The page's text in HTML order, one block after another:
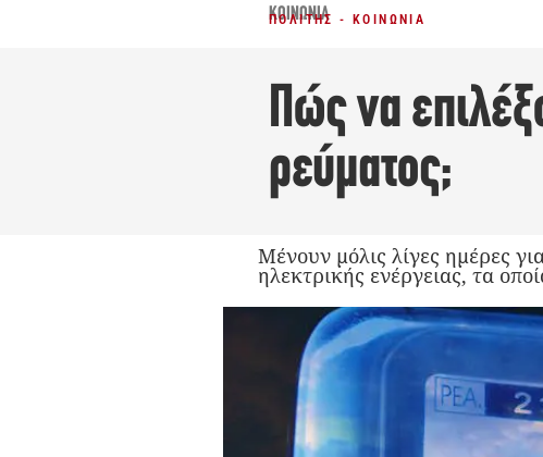
ΚΟΙΝΩΝΊΑ
ΠΟΛΊΤΗΣ - ΚΟΙΝΩΝΊΑ
Πώς να
ρεύματος;
Μένουν μόλις λίγες ημέρες
ηλεκτρικής ενέργειας, τα